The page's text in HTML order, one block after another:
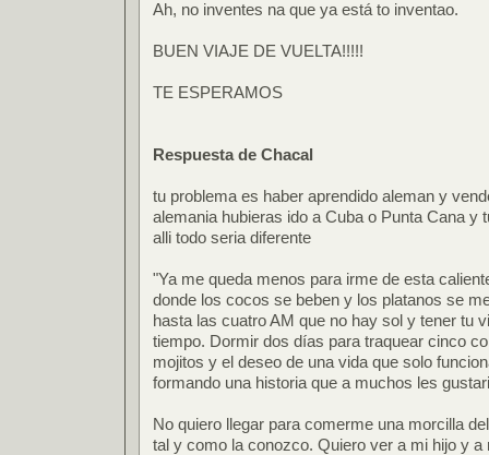
Ah, no inventes na que ya está to inventao.
BUEN VIAJE DE VUELTA!!!!!
TE ESPERAMOS
Respuesta de Chacal
tu problema es haber aprendido aleman y
alemania hubieras ido a Cuba o Punta Cana y
alli todo seria diferente
"Ya me queda menos para irme de esta
donde los cocos se beben y los platanos se
hasta las cuatro AM que no hay sol y tener tu
tiempo. Dormir dos días para traquear cinco
mojitos y el deseo de una vida que solo
formando una historia que a muchos les
No quiero llegar para comerme una morcilla
tal y como la conozco. Quiero ver a mi hijo y